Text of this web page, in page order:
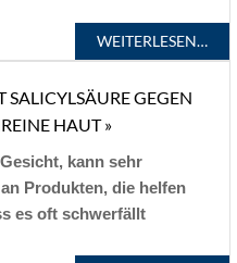
WEITERLESEN…
SALICYLSÄURE GEGEN
HAUT »
kann sehr
Produkten, die helfen
es oft schwerfällt